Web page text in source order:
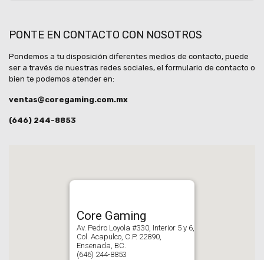
PONTE EN CONTACTO CON NOSOTROS
Pondemos a tu disposición diferentes medios de contacto, puede
ser a través de nuestras redes sociales, el formulario de contacto o
bien te podemos atender en:
ventas@coregaming.com.mx
(646) 244-8853
Core Gaming
Av. Pedro Loyola #330, Interior 5 y 6,
Col. Acapulco, C.P. 22890,
Ensenada, BC.
(646) 244-8853